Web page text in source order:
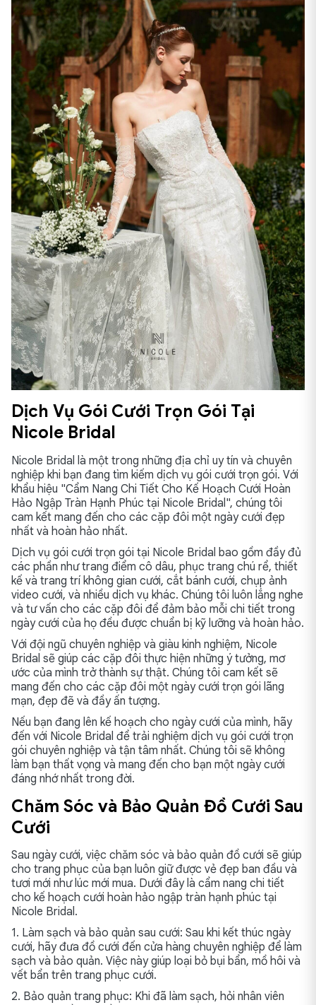
Dịch Vụ Gói Cưới Trọn Gói Tại
Nicole Bridal
Nicole Bridal là một trong những địa chỉ uy tín và chuyên
nghiệp khi bạn đang tìm kiếm dịch vụ gói cưới trọn gói. Với
khẩu hiệu "Cẩm Nang Chi Tiết Cho Kế Hoạch Cưới Hoàn
Hảo Ngập Tràn Hạnh Phúc tại Nicole Bridal", chúng tôi
cam kết mang đến cho các cặp đôi một ngày cưới đẹp
nhất và hoàn hảo nhất.
Dịch vụ gói cưới trọn gói tại Nicole Bridal bao gồm đầy đủ
các phần như trang điểm cô dâu, phục trang chú rể, thiết
kế và trang trí không gian cưới, cắt bánh cưới, chụp ảnh
video cưới, và nhiều dịch vụ khác. Chúng tôi luôn lắng nghe
và tư vấn cho các cặp đôi để đảm bảo mỗi chi tiết trong
ngày cưới của họ đều được chuẩn bị kỹ lưỡng và hoàn hảo.
Với đội ngũ chuyên nghiệp và giàu kinh nghiệm, Nicole
Bridal sẽ giúp các cặp đôi thực hiện những ý tưởng, mơ
ước của mình trở thành sự thật. Chúng tôi cam kết sẽ
mang đến cho các cặp đôi một ngày cưới trọn gói lãng
mạn, đẹp đẽ và đầy ấn tượng.
Nếu bạn đang lên kế hoạch cho ngày cưới của mình, hãy
đến với Nicole Bridal để trải nghiệm dịch vụ gói cưới trọn
gói chuyên nghiệp và tận tâm nhất. Chúng tôi sẽ không
làm bạn thất vọng và mang đến cho bạn một ngày cưới
đáng nhớ nhất trong đời.
Chăm Sóc và Bảo Quản Đồ Cưới Sau
Cưới
Sau ngày cưới, việc chăm sóc và bảo quản đồ cưới sẽ giúp
cho trang phục của bạn luôn giữ được vẻ đẹp ban đầu và
tươi mới như lúc mới mua. Dưới đây là cẩm nang chi tiết
cho kế hoạch cưới hoàn hảo ngập tràn hạnh phúc tại
Nicole Bridal.
1. Làm sạch và bảo quản sau cưới: Sau khi kết thúc ngày
cưới, hãy đưa đồ cưới đến cửa hàng chuyên nghiệp để làm
sạch và bảo quản. Việc này giúp loại bỏ bụi bẩn, mồ hôi và
vết bẩn trên trang phục cưới.
2. Bảo quản trang phục: Khi đã làm sạch, hỏi nhân viên